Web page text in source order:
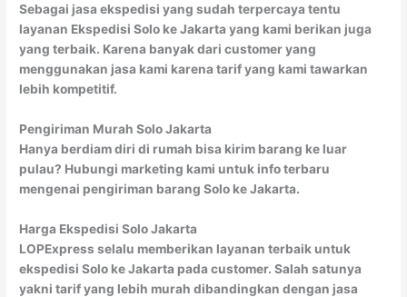
Sebagai jasa ekspedisi yang sudah terpercaya tentu
layanan Ekspedisi Solo ke Jakarta yang kami berikan juga
yang terbaik. Karena banyak dari customer yang
menggunakan jasa kami karena tarif yang kami tawarkan
lebih kompetitif.
Pengiriman Murah Solo Jakarta
Hanya berdiam diri di rumah bisa kirim barang ke luar
pulau? Hubungi marketing kami untuk info terbaru
mengenai pengiriman barang Solo ke Jakarta.
Harga Ekspedisi Solo Jakarta
LOPExpress selalu memberikan layanan terbaik untuk
ekspedisi Solo ke Jakarta pada customer. Salah satunya
yakni tarif yang lebih murah dibandingkan dengan jasa